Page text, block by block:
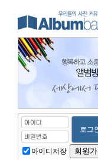
아이디저장